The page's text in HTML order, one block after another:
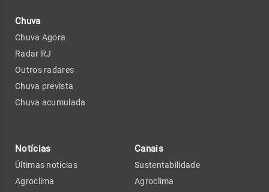
Chuva
Chuva Agora
Radar RJ
Outros radares
Chuva prevista
Chuva acumulada
Notícias
Últimas notícias
Agroclima
Canais
Sustentabilidade
Agroclima